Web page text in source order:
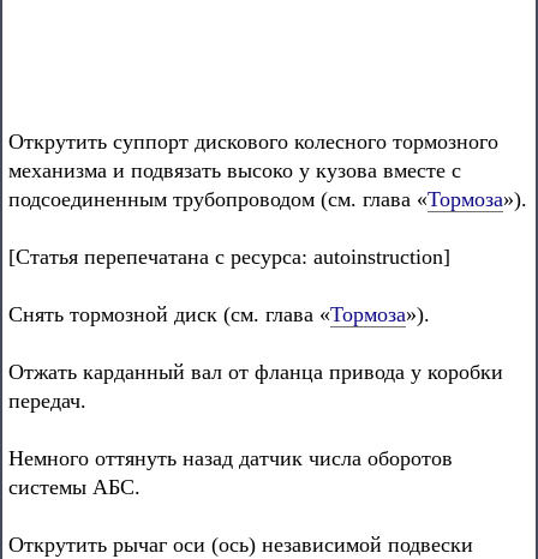
Открутить суппорт дискового колесного тормозного
механизма и подвязать высоко у кузова вместе с
подсоединенным трубопроводом (см. глава «Тормоза»).
[Статья перепечатана с ресурса: autoinstruction]
Снять тормозной диск (см. глава «Тормоза»).
Отжать карданный вал от фланца привода у коробки
передач.
Немного оттянуть назад датчик числа оборотов
системы АБС.
Открутить рычаг оси (ось) независимой подвески